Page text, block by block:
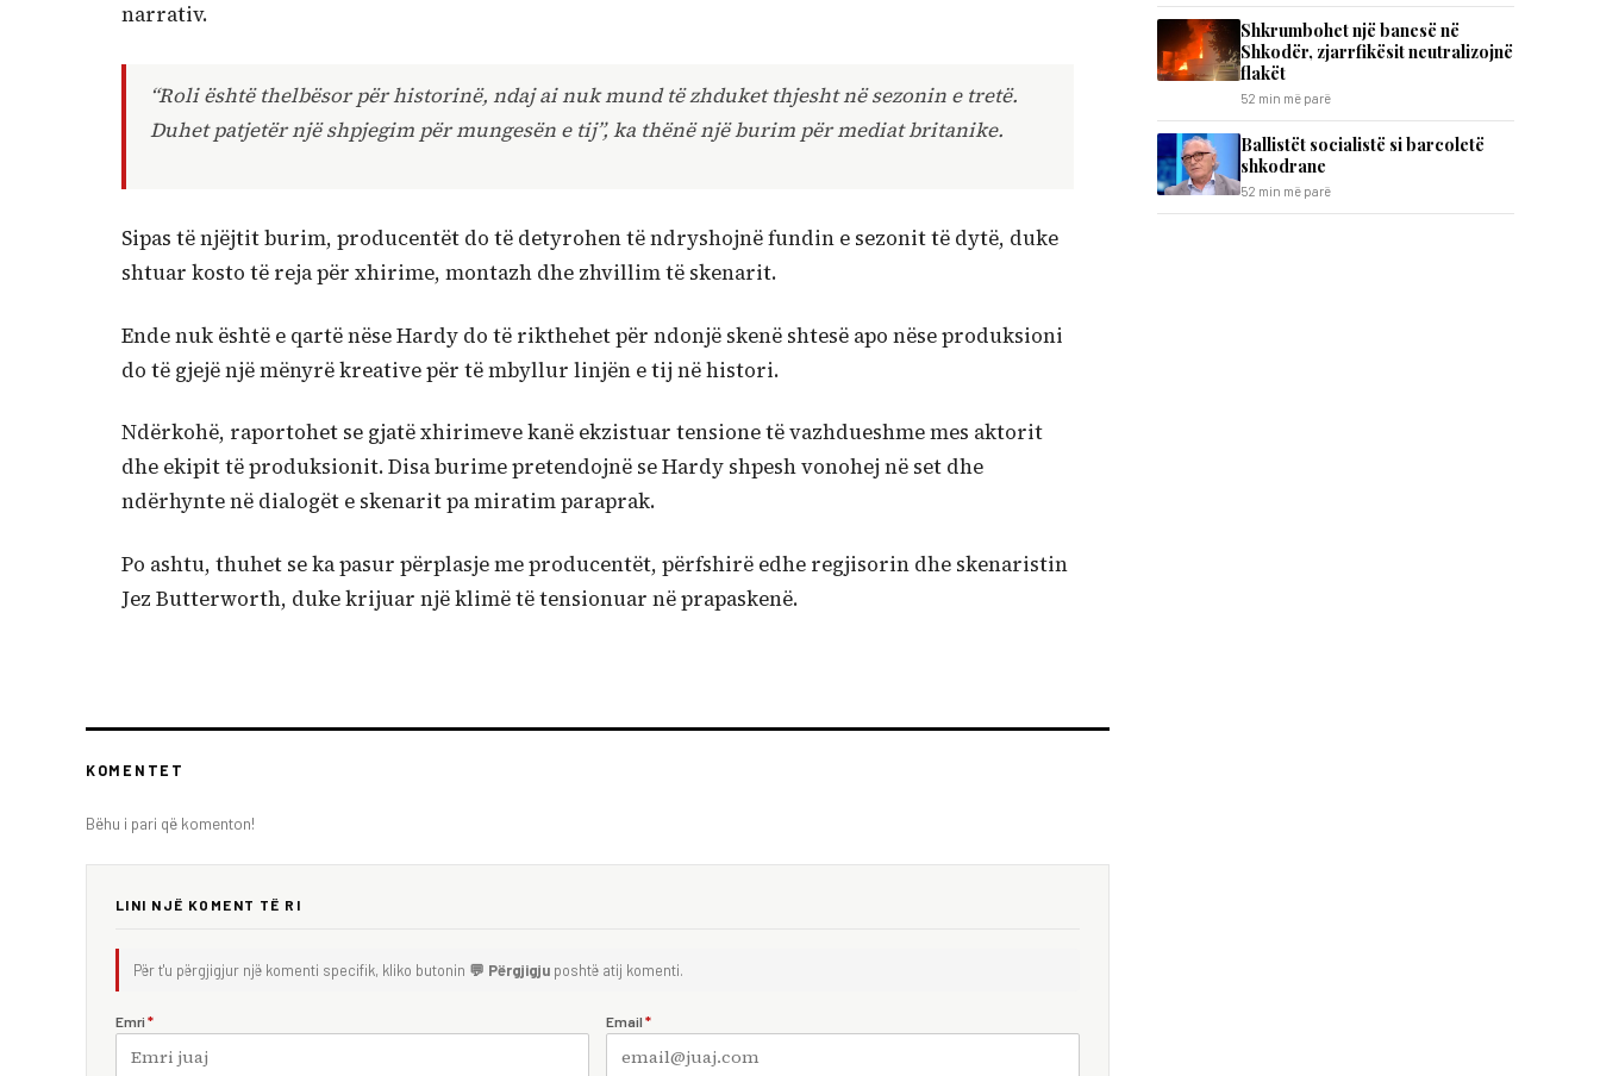
narrativ.
“Roli është thelbësor për historinë, ndaj ai nuk mund të zhduket thjesht në sezonin e tretë.
Duhet patjetër një shpjegim për mungesën e tij”, ka thënë një burim për mediat britanike.
Sipas të njëjtit burim, producentët do të detyrohen të ndryshojnë fundin e sezonit të dytë, duke
shtuar kosto të reja për xhirime, montazh dhe zhvillim të skenarit.
Ende nuk është e qartë nëse Hardy do të rikthehet për ndonjë skenë shtesë apo nëse produksioni
do të gjejë një mënyrë kreative për të mbyllur linjën e tij në histori.
Ndërkohë, raportohet se gjatë xhirimeve kanë ekzistuar tensione të vazhdueshme mes aktorit
dhe ekipit të produksionit. Disa burime pretendojnë se Hardy shpesh vonohej në set dhe
ndërhynte në dialogët e skenarit pa miratim paraprak.
Po ashtu, thuhet se ka pasur përplasje me producentët, përfshirë edhe regjisorin dhe skenaristin
Jez Butterworth, duke krijuar një klimë të tensionuar në prapaskenë.
KOMENTET
Bëhu i pari që komenton!
LINI NJË KOMENT TË RI
Për t'u përgjigjur një komenti specifik, kliko butonin 💬 Përgjigju poshtë atij komenti.
Emri * Email *
Shkrumbohet një banesë në
Shkodër, zjarrfikësit neutralizojnë
flakët
52 min më parë
Ballistët socialistë si barcoletë
shkodrane
52 min më parë